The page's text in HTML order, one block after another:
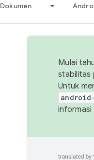
Dokumen
Mulai
stabilitas
Untuk
informasi